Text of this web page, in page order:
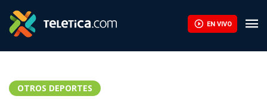
EN VIVO
OTROS DEPORTES